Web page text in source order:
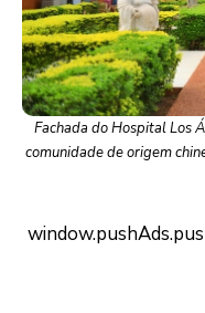
Fachada do Hospital Los
comunidade de origem